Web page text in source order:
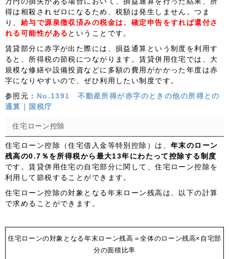
得は相殺されゼロになるため、税額は発生しません。つま
り、 給与で源泉徴収済みの税金は、確定申告をすれば還付さ
れる可能性がある ということです。
賃貸部分に赤字が出た際には、損益通算という制度を利用す
ると、所得税の節税につながります。賃貸併用住宅では、大
規模な修繕や設備投資などに多額の費用がかかった年度は赤
字になりやすいので、ぜひ利用したい制度です。
参照元： No.1391 不動産所得が赤字のときの他の所得との
通算｜国税庁
住宅ローン控除
住宅ローン控除（住宅借入金等特別控除）は、年末のローン
残高の0.7％を所得税から最大13年にわたって控除する制度
です。賃貸併用住宅の自宅部分に関して、住宅ローン控除を
利用して節税することができます。
住宅ローン控除の対象となる年末ローン残高は、以下の計算
で求めることができます。
住宅ローンの対象となる年末ローン残高＝全体のローン残高×自宅部
分の面積比率